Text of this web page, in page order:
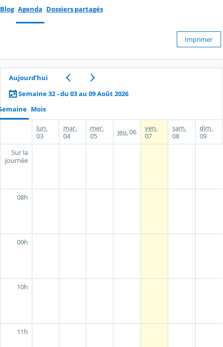
Blog Agenda Dossiers partagés
Imprimer
Aujourd’hui
Semaine 32 - du 03 au 09 Août 2026
Mois
lun.
03
mar.
04
mer.
05
jeu.06
ven.
07
sam.
08
dim.
09
Sur la
journée
08h
09h
10h
11h